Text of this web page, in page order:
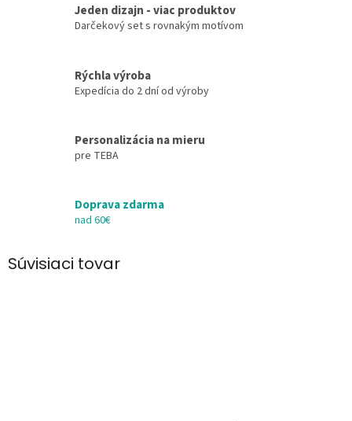
Jeden dizajn - viac produktov
Darčekový set s rovnakým motívom
Rýchla výroba
Expedícia do 2 dní od výroby
Personalizácia na mieru
pre TEBA
Doprava zdarma
nad 60€
Súvisiaci tovar